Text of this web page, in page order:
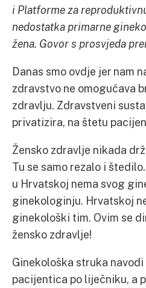
i Platforme za
nedostatka primarne
žena. Govor s prosvjeda
Danas smo ovdje jer nam
zdravstvo ne omogućava
zdravlju. Zdravstveni
privatizira, na štetu
Žensko zdravlje nikada
Tu se samo rezalo i
u Hrvatskoj nema svog
ginekologinju. Hrvatskoj
ginekološki tim. Ovim se
žensko zdravlje!
Ginekološka struka
pacijentica po liječniku, a